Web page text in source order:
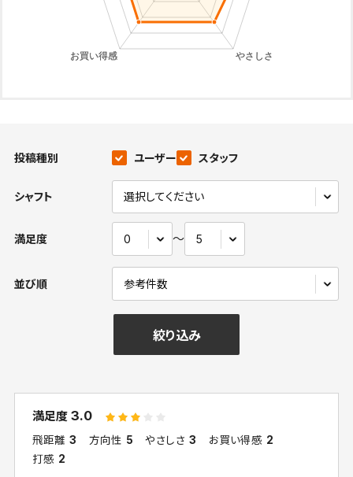
投稿種別 ユーザー スタッフ
シャフト
満足度 〜
並び順
絞り込み
満足度3.0
飛距離 3 方向性 5 やさしさ 3 お買い得感 2
打感 2